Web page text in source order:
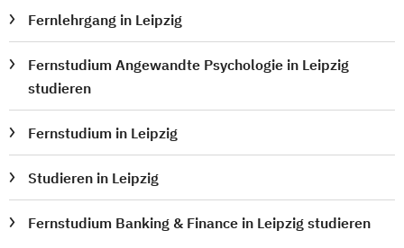
Fernlehrgang in Leipzig
Fernstudium Angewandte Psychologie in Leipzig
studieren
Fernstudium in Leipzig
Studieren in Leipzig
Fernstudium Banking & Finance in Leipzig studieren